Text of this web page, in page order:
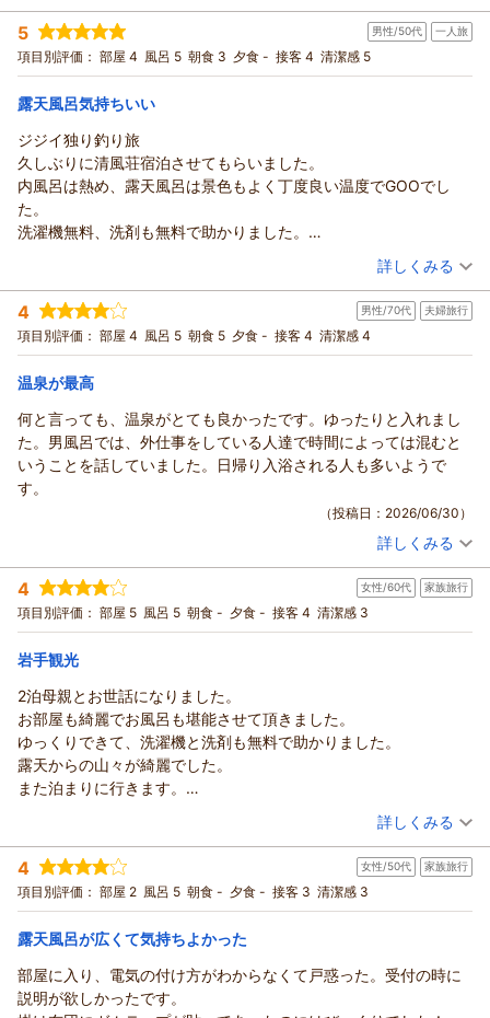
宿泊時期： 2026年07月宿泊 (一人旅)
投稿者： ジョニーさん
宿泊プラン： 【じゃらんスペシャルウィーク】最終イン22時までOK！源泉
かけ流しの温泉♪ビジネス・観光に♪素泊まり
和室 食事なし
宿泊価格帯： 6,001～7,000円(大人一人あたり/税込)
5 男性/50代 一人旅
項目別評価： 部屋 4 風呂 5 朝食 3 夕食 - 接客 4 清潔感 5
露天風呂気持ちいい
ジジイ独り釣り旅
久しぶりに清風荘宿泊させてもらいました。
内風呂は熱め、露天風呂は景色もよく丁度良い温度でGOOでし
た。
洗濯機無料、洗剤も無料で助かりました。
（投稿日：2026/07/06）
宿泊時期： 2026年06月宿泊 (一人旅)
投稿者： bunamushi26さん
宿泊プラン： 【秋田得旅】お仕事にも観光にも！温泉＆お土産であんべいい
な＜選べる秋田のお土産付！朝食付プラン＞
和室 朝のみ
宿泊価格帯：
詳しくみる
4 男性/70代 夫婦旅行
項目別評価： 部屋 4 風呂 5 朝食 5 夕食 - 接客 4 清潔感 4
温泉が最高
何と言っても、温泉がとても良かったです。ゆったりと入れまし
た。男風呂では、外仕事をしている人達で時間によっては混むと
いうことを話していました。日帰り入浴される人も多いようで
す。
（投稿日：2026/06/30）
投稿者： ちゃんさん(男性/70代)
宿泊プラン： 【秋田得旅】お仕事にも観光にも！温泉＆お土産であんべいい
な＜選べる秋田のお土産付！朝食付プラン＞
和室 朝のみ
宿泊価格帯： 8,001～9,000円(大人一人あたり/税込)
詳しくみる
4 女性/60代 家族旅行
項目別評価： 部屋 5 風呂 5 朝食 - 夕食 - 接客 4 清潔感 3
岩手観光
2泊母親とお世話になりました。
お部屋も綺麗でお風呂も堪能させて頂きました。
ゆっくりできて、洗濯機と洗剤も無料で助かりました。
露天からの山々が綺麗でした。
また泊まりに行きます。
（投稿日：2026/06/29）
宿泊時期： 2026年06月宿泊 (家族旅行)
投稿者： オッキーさん
宿泊プラン： 最終イン22時までOK！源泉かけ流しの温泉をたっぷり満喫♪ビ
ジネス・観光に♪素泊まり
和室 食事なし
宿泊価格帯： 5,001～6,000円(大人一人あたり/税込)
詳しくみる
4 女性/50代 家族旅行
項目別評価： 部屋 2 風呂 5 朝食 - 夕食 - 接客 3 清潔感 3
露天風呂が広くて気持ちよかった
部屋に入り、電気の付け方がわからなくて戸惑った。受付の時に
説明が欲しかったです。